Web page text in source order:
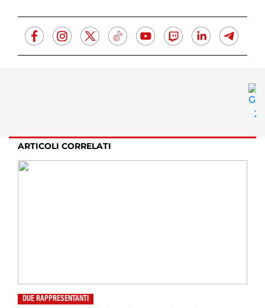
ARTICOLI CORRELATI
DUE RAPPRESENTANTI